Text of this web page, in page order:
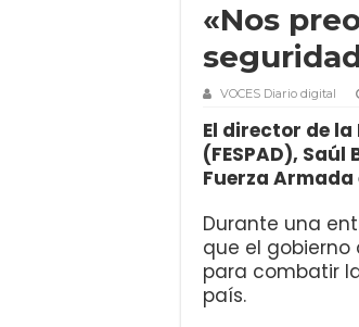
«Nos
VOCES Diario digital
El director de
(FESPAD),
Fuerza
Durante una
que el gobierno
para combatir
país.